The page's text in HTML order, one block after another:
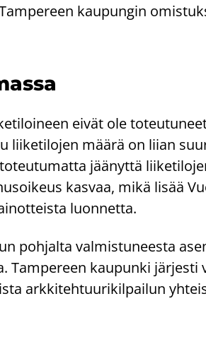
kau­pun­gin
eivät ole
lii­ke­ti­lo­jen määrä on liian
jää­nyt­tä
kas­vaa, mikä lisää
luon­net­ta.
poh­jal­ta val­mis­tu­nees­ta
Tam­pe­reen kau­pun­ki jär­jes­ti
ark­ki­teh­tuu­ri­kil­pai­lun